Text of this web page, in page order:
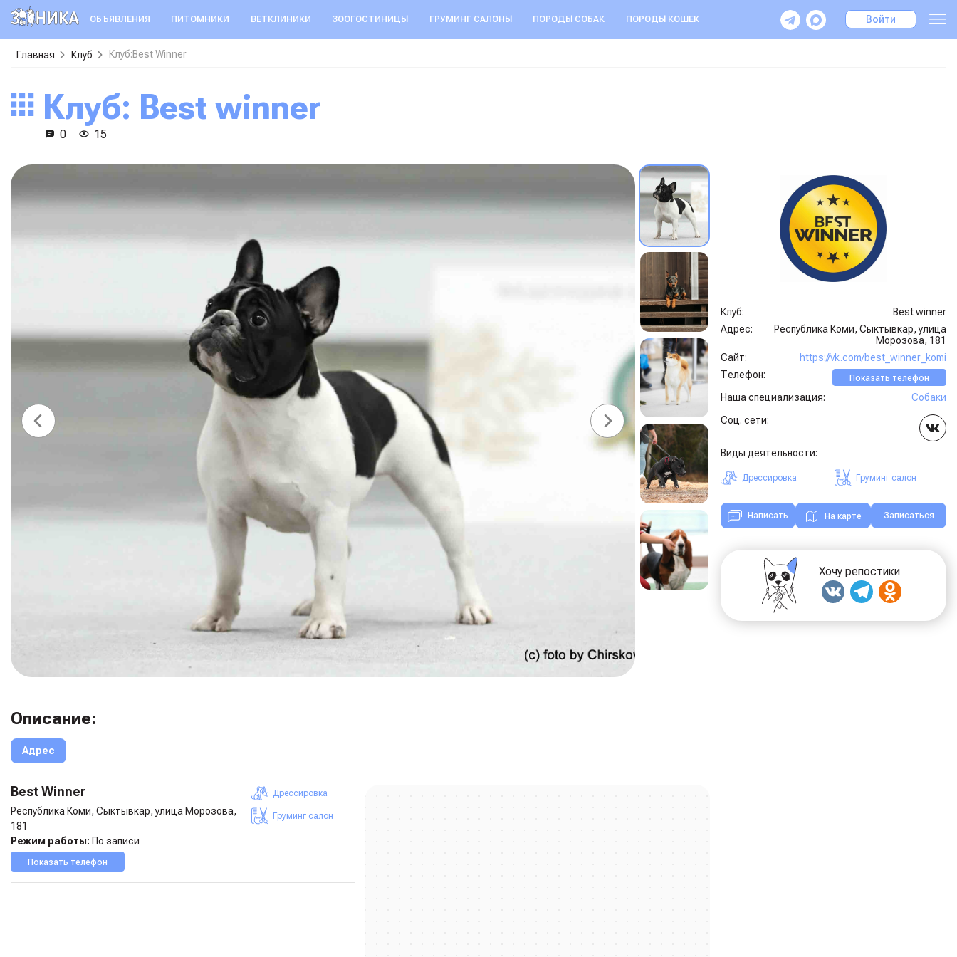
ОБЪЯВЛЕНИЯ ПИТОМНИКИ ВЕТКЛИНИКИ ЗООГОСТИНИЦЫ ГРУМИНГ САЛОНЫ ПОРОДЫ СОБАК ПОРОДЫ КОШЕК Войти
Главная Клуб Клуб:Best Winner
Клуб: Best winner
0 15
Описание:
Адрес
Best Winner
Республика Коми, Сыктывкар, улица Морозова,
181
Режим работы: По записи
Показать телефон
Дрессировка
Груминг салон
Клуб:
Best winner
Адрес:
Республика Коми, Сыктывкар, улица
Морозова, 181
Сайт:
https://vk.com/best_winner_komi
Телефон:
Показать телефон
Наша специализация:
Собаки
Соц. сети:
Виды деятельности:
Дрессировка Груминг салон
Написать На карте Записаться
Хочу репостики